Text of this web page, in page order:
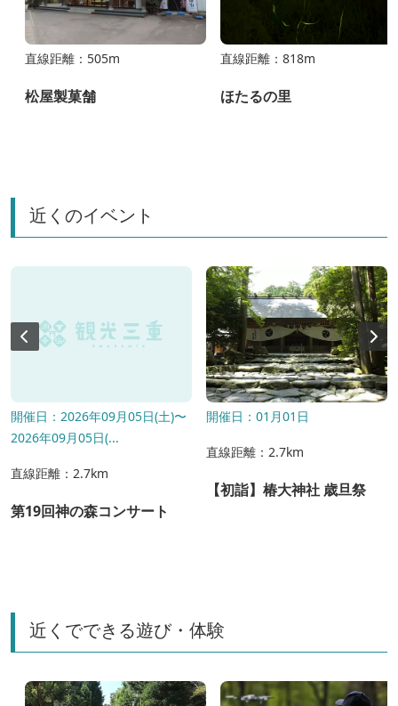
直線距離：505m
松屋製菓舗
直線距離：818m
ほたるの里
近くのイベント
開催日：2026年09月05日(土)〜
2026年09月05日(...
直線距離：2.7km
第19回神の森コンサート
開催日：01月01日
直線距離：2.7km
【初詣】椿大神社 歳旦祭
近くでできる遊び・体験